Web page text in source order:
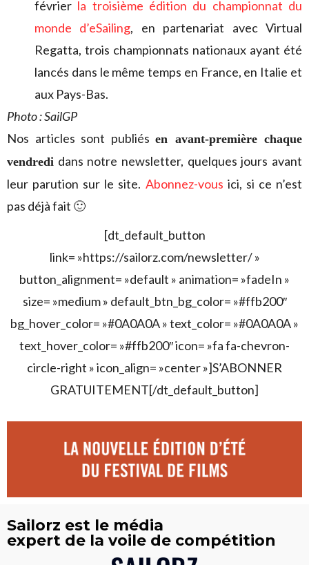
février la troisième édition du championnat du
monde d’eSailing, en partenariat avec Virtual
Regatta, trois championnats nationaux ayant été
lancés dans le même temps en France, en Italie et
aux Pays-Bas.
Photo : SailGP
Nos articles sont publiés en avant-première chaque
vendredi dans notre newsletter, quelques jours avant
leur parution sur le site. Abonnez-vous ici, si ce n’est
pas déjà fait 🙂
[dt_default_button
link= »https://sailorz.com/newsletter/ »
button_alignment= »default » animation= »fadeIn »
size= »medium » default_btn_bg_color= »#ffb200″
bg_hover_color= »#0A0A0A » text_color= »#0A0A0A »
text_hover_color= »#ffb200″ icon= »fa fa-chevron-
circle-right » icon_align= »center »]S’ABONNER
GRATUITEMENT[/dt_default_button]
Sailorz est le média
expert de la voile de compétition